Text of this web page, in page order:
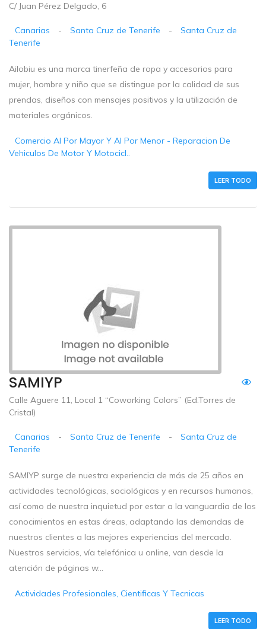
C/ Juan Pérez Delgado, 6
Canarias - Santa Cruz de Tenerife -
Santa Cruz de
Tenerife
Ailobiu es una marca tinerfeña de ropa y accesorios para
mujer, hombre y niño que se distingue por la calidad de sus
prendas, diseños con mensajes positivos y la utilización de
materiales orgánicos.
Comercio Al Por Mayor Y Al Por Menor - Reparacion De
Vehiculos De Motor Y Motocicl..
LEER TODO
SAMIYP
Calle Aguere 11, Local 1 “Coworking Colors” (Ed.Torres de
CristaI)
Canarias - Santa Cruz de Tenerife -
Santa Cruz de
Tenerife
SAMIYP surge de nuestra experiencia de más de 25 años en
actividades tecnológicas, sociológicas y en recursos humanos,
así como de nuestra inquietud por estar a la vanguardia de los
conocimientos en estas áreas, adaptando las demandas de
nuestros clientes a las mejores experiencias del mercado.
Nuestros servicios, vía telefónica u online, van desde la
atención de páginas w...
Actividades Profesionales, Cientificas Y Tecnicas
LEER TODO